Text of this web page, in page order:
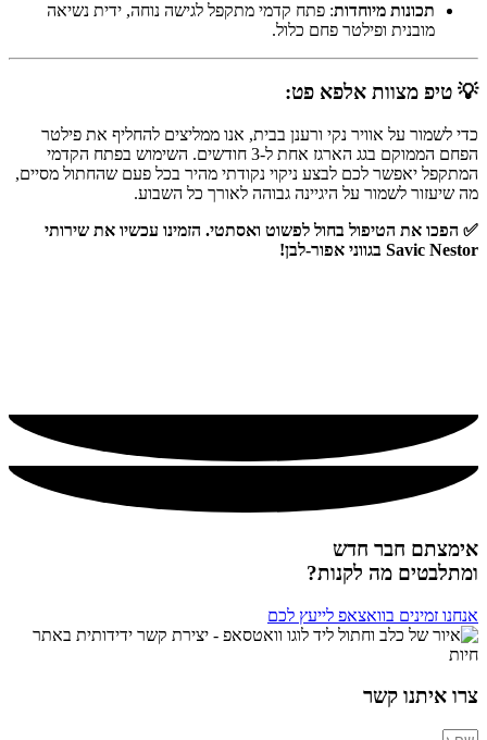
תכונות מיוחדות: פתח קדמי מתקפל לגישה נוחה, ידית נשיאה
מובנית ופילטר פחם כלול.
💡 טיפ מצוות אלפא פט:
כדי לשמור על אוויר נקי ורענן בבית, אנו ממליצים להחליף את פילטר
הפחם הממוקם בגג הארגז אחת ל-3 חודשים. השימוש בפתח הקדמי
המתקפל יאפשר לכם לבצע ניקוי נקודתי מהיר בכל פעם שהחתול מסיים,
מה שיעזור לשמור על היגיינה גבוהה לאורך כל השבוע.
✅ הפכו את הטיפול בחול לפשוט ואסתטי. הזמינו עכשיו את שירותי
Savic Nestor בגווני אפור-לבן!
אימצתם חבר חדש
ומתלבטים מה לקנות?
אנחנו זמינים בוואצאפ לייעץ לכם
צרו איתנו קשר